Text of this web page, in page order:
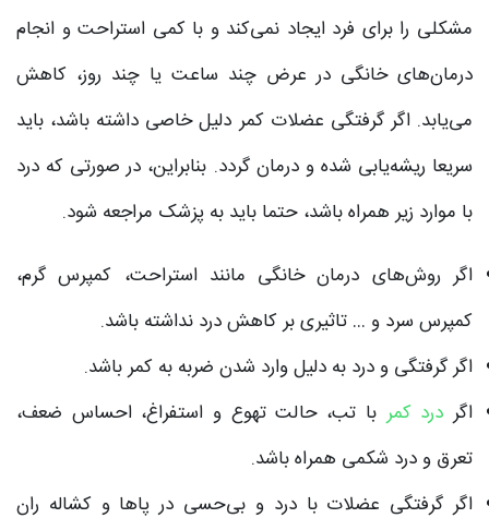
مشکلی را برای فرد ایجاد نمی‌کند و با کمی استراحت و انجام
درمان‌های خانگی در عرض چند ساعت یا چند روز، کاهش
می‌یابد. اگر گرفتگی عضلات کمر دلیل خاصی داشته باشد، باید
سریعا ریشه‌یابی شده و درمان گردد. بنابراین، در صورتی که درد
با موارد زیر همراه باشد، حتما باید به پزشک مراجعه شود.
اگر روش‌های درمان خانگی مانند استراحت، کمپرس ‌گرم،
کمپرس سرد و … تاثیری بر کاهش درد نداشته باشد.
اگر گرفتگی و درد به دلیل وارد شدن ضربه به کمر باشد.
اگر درد کمر با تب، حالت تهوع و استفراغ، احساس ضعف،
تعرق و درد شکمی همراه باشد.
اگر گرفتگی عضلات با درد و بی‌حسی در پاها و کشاله ران